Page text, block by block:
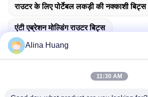
राउटर के लिए पोर्टेबल लकड़ी की नक्काशी बिट्स
एंटी एब्रेशन मोल्डिंग राउटर बिट्स
Alina Huang
11:30 AM